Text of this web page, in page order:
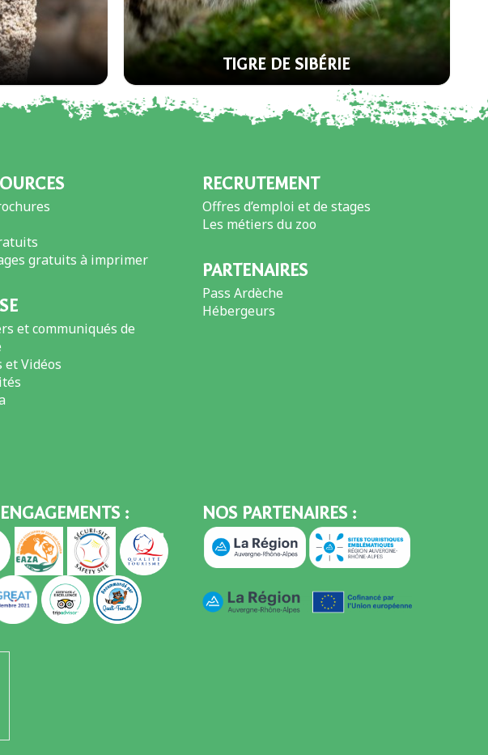
TIGRE DE SIBÉRIE
gratuits à imprimer
et communiqués de
et Vidéos
RECRUTEMENT
Offres d’emploi et de stages
Les métiers du zoo
PARTENAIRES
Pass Ardèche
Hébergeurs
: NOS PARTENAIRES :